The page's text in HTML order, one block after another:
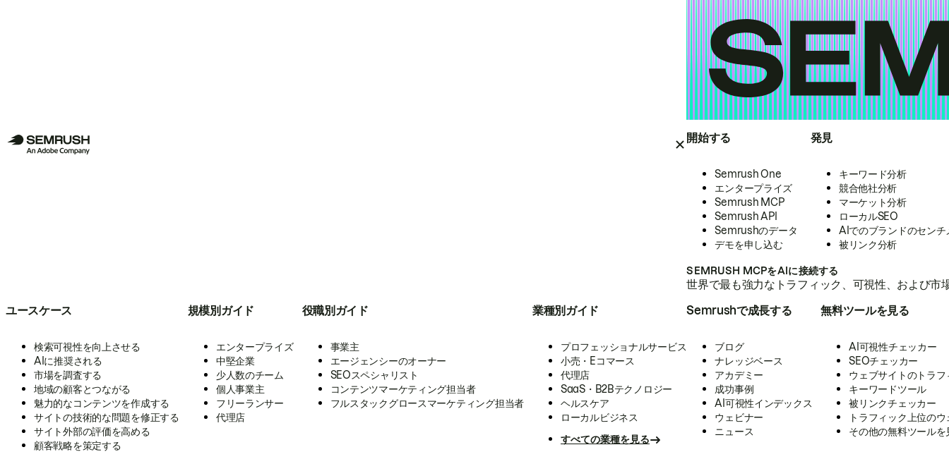
開始する
Semrush One
エンタープライズ
Semrush MCP
Semrush API
Semrushのデータ
デモを申し込む
発見
キーワード分析
競合他社分析
マーケット分析
ローカルSEO
AIでのブランドのセンチ
被リンク分析
SEMRUSH MCPをAIに接続する
世界で最も強力なトラフィック、可視性、および
ユースケース
検索可視性を向上させる
AIに推奨される
市場を調査する
地域の顧客とつながる
魅力的なコンテンツを作成する
サイトの技術的な問題を修正する
サイト外部の評価を高める
顧客戦略を策定する
規模別ガイド
エンタープライズ
中堅企業
少人数のチーム
個人事業主
フリーランサー
代理店
役職別ガイド
事業主
エージェンシーのオーナー
SEOスペシャリスト
コンテンツマーケティング担当者
フルスタックグロースマーケティング担当者
業種別ガイド
プロフェッショナルサービス
小売・Eコマース
代理店
SaaS・B2Bテクノロジー
ヘルスケア
ローカルビジネス
すべての業種を見る
Semrushで成長する
ブログ
ナレッジベース
アカデミー
成功事例
AI可視性インデックス
ウェビナー
ニュース
無料ツールを見る
AI可視性チェッカー
SEOチェッカー
ウェブサイトのトラ
キーワードツール
被リンクチェッカー
トラフィック上位の
その他の無料ツールを